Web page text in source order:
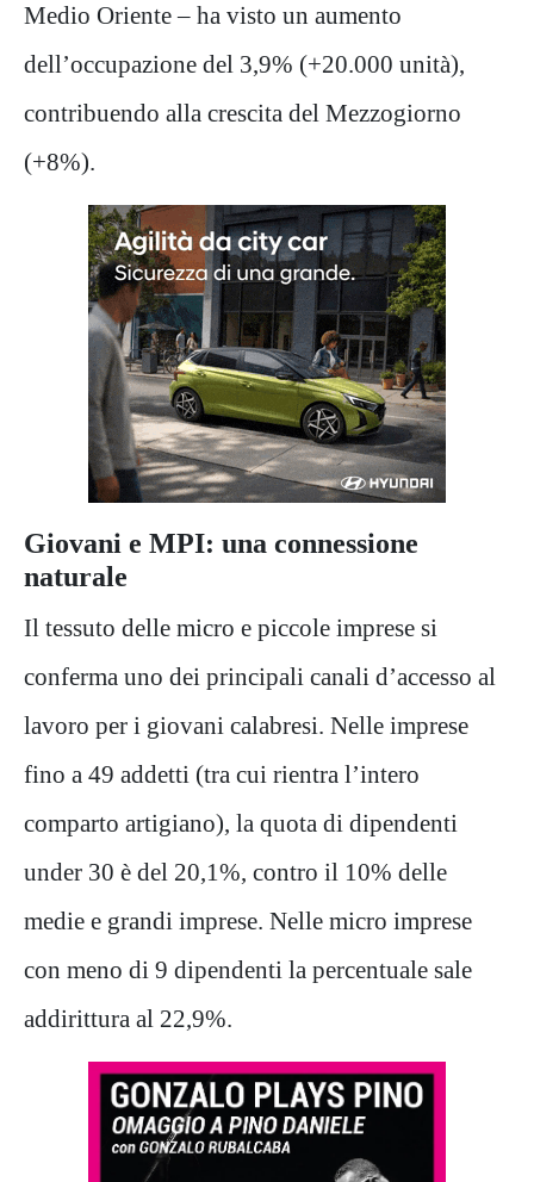
Medio Oriente – ha visto un aumento
dell’occupazione del 3,9% (+20.000 unità),
contribuendo alla crescita del Mezzogiorno
(+8%).
Giovani e MPI: una connessione
naturale
Il tessuto delle micro e piccole imprese si
conferma uno dei principali canali d’accesso al
lavoro per i giovani calabresi. Nelle imprese
fino a 49 addetti (tra cui rientra l’intero
comparto artigiano), la quota di dipendenti
under 30 è del 20,1%, contro il 10% delle
medie e grandi imprese. Nelle micro imprese
con meno di 9 dipendenti la percentuale sale
addirittura al 22,9%.